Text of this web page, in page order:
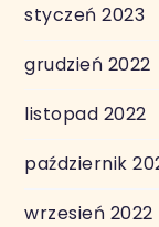
styczeń 2023
grudzień 2022
listopad 2022
październik
wrzesień 2022